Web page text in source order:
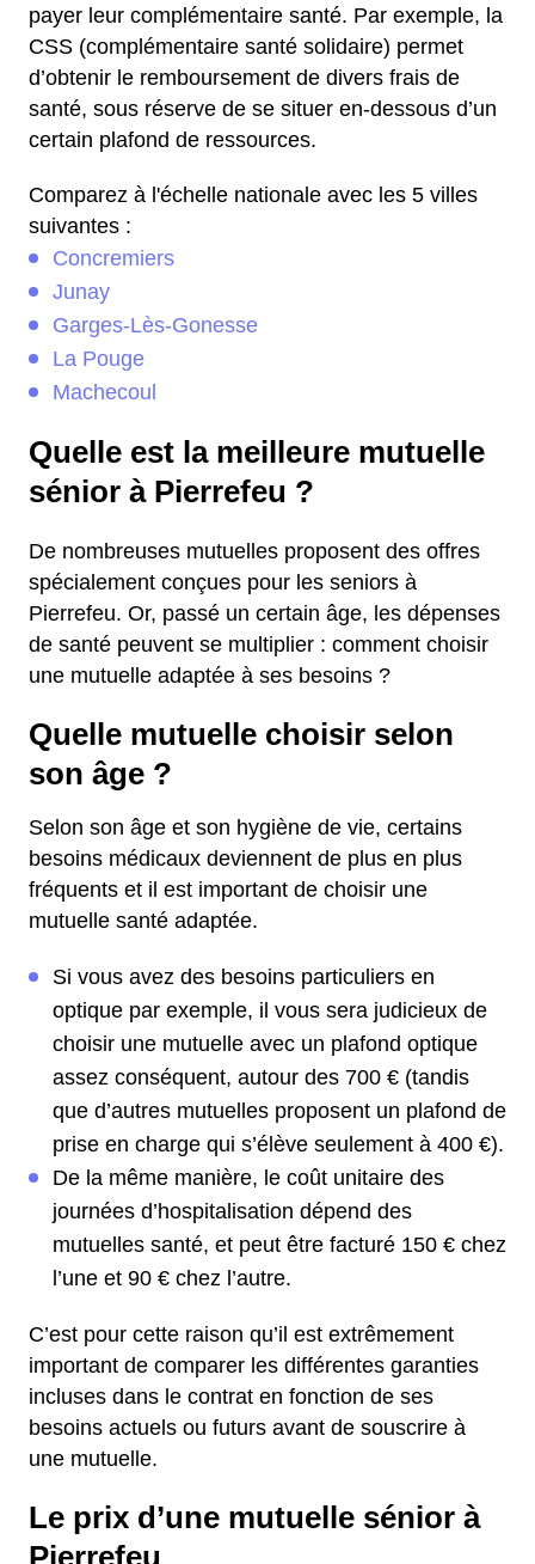
payer leur complémentaire santé. Par exemple, la
CSS (complémentaire santé solidaire) permet
d’obtenir le remboursement de divers frais de
santé, sous réserve de se situer en-dessous d’un
certain plafond de ressources.
Comparez à l'échelle nationale avec les 5 villes
suivantes :
Concremiers
Junay
Garges-Lès-Gonesse
La Pouge
Machecoul
Quelle est la meilleure mutuelle
sénior à Pierrefeu ?
De nombreuses mutuelles proposent des offres
spécialement conçues pour les seniors à
Pierrefeu. Or, passé un certain âge, les dépenses
de santé peuvent se multiplier : comment choisir
une mutuelle adaptée à ses besoins ?
Quelle mutuelle choisir selon
son âge ?
Selon son âge et son hygiène de vie, certains
besoins médicaux deviennent de plus en plus
fréquents et il est important de choisir une
mutuelle santé adaptée.
Si vous avez des besoins particuliers en
optique par exemple, il vous sera judicieux de
choisir une mutuelle avec un plafond optique
assez conséquent, autour des 700 € (tandis
que d’autres mutuelles proposent un plafond de
prise en charge qui s’élève seulement à 400 €).
De la même manière, le coût unitaire des
journées d’hospitalisation dépend des
mutuelles santé, et peut être facturé 150 € chez
l’une et 90 € chez l’autre.
C’est pour cette raison qu’il est extrêmement
important de comparer les différentes garanties
incluses dans le contrat en fonction de ses
besoins actuels ou futurs avant de souscrire à
une mutuelle.
Le prix d’une mutuelle sénior à
Pierrefeu